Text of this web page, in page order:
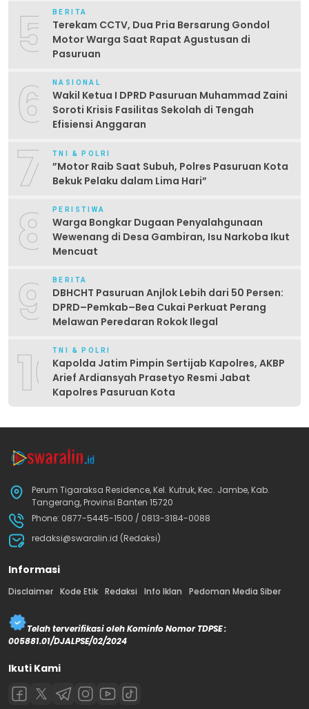
5 BERITA
Terekam CCTV, Dua Pria Bersarung Gondol
Motor Warga Saat Rapat Agustusan di
Pasuruan
6 NASIONAL
Wakil Ketua I DPRD Pasuruan Muhammad Zaini
Soroti Krisis Fasilitas Sekolah di Tengah
Efisiensi Anggaran
7 TNI & POLRI
‎”Motor Raib Saat Subuh, Polres Pasuruan Kota
Bekuk Pelaku dalam Lima Hari” ‎
8 PERISTIWA
Warga Bongkar Dugaan Penyalahgunaan
Wewenang di Desa Gambiran, Isu Narkoba Ikut
Mencuat
9 BERITA
DBHCHT Pasuruan Anjlok Lebih dari 50 Persen:
DPRD–Pemkab–Bea Cukai Perkuat Perang
Melawan Peredaran Rokok Ilegal
10TNI & POLRI
Kapolda Jatim Pimpin Sertijab Kapolres, AKBP
Arief Ardiansyah Prasetyo Resmi Jabat
Kapolres Pasuruan Kota
Perum Tigaraksa Residence, Kel. Kutruk, Kec. Jambe, Kab.
Tangerang, Provinsi Banten 15720
Phone: 0877-5445-1500 / 0813-3184-0088
redaksi@swaralin.id (Redaksi)
Informasi
Disclaimer Kode Etik Redaksi Info Iklan Pedoman Media Siber
Telah terverifikasi oleh Kominfo Nomor TDPSE :
005881.01/DJALPSE/02/2024
Ikuti Kami